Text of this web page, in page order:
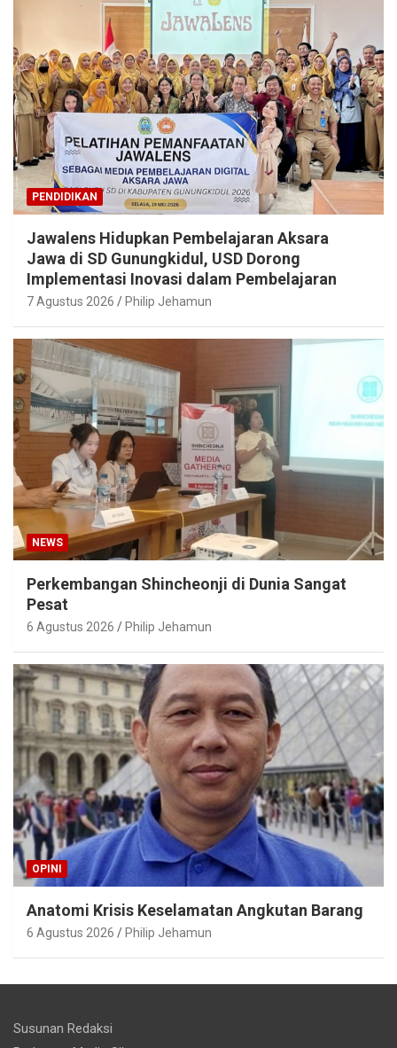
PENDIDIKAN
Jawalens Hidupkan Pembelajaran Aksara
Jawa di SD Gunungkidul, USD Dorong
Implementasi Inovasi dalam Pembelajaran
7 Agustus 2026 Philip Jehamun
NEWS
Perkembangan Shincheonji di Dunia Sangat
Pesat
6 Agustus 2026 Philip Jehamun
OPINI
Anatomi Krisis Keselamatan Angkutan Barang
6 Agustus 2026 Philip Jehamun
Susunan Redaksi